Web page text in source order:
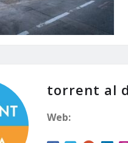
torrent al
Web: